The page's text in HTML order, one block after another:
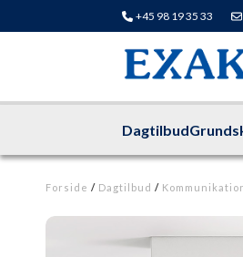
+45 98 19 35 33
Dagtilbud
Forside / Dagtilbud /